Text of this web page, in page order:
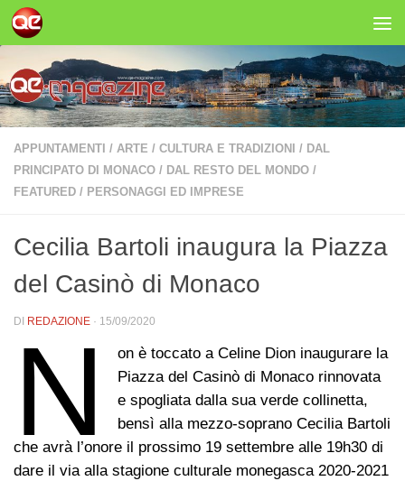
Salta al contenuto
APPUNTAMENTI / ARTE / CULTURA E TRADIZIONI / DAL
PRINCIPATO DI MONACO / DAL RESTO DEL MONDO /
FEATURED / PERSONAGGI ED IMPRESE
Cecilia Bartoli inaugura la Piazza
del Casinò di Monaco
DI REDAZIONE · 15/09/2020
N
on è toccato a Celine Dion inaugurare la
Piazza del Casinò di Monaco rinnovata
e spogliata dalla sua verde collinetta,
bensì alla mezzo-soprano Cecilia Bartoli
che avrà l’onore il prossimo 19 settembre alle 19h30 di
dare il via alla stagione culturale monegasca 2020-2021